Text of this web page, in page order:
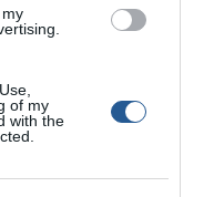
of my
with the